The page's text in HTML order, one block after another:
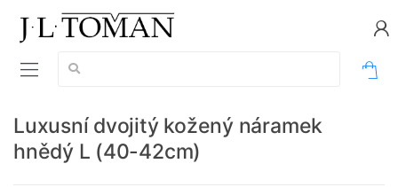
Vyhledávání:
Luxusní dvojitý kožený náramek
hnědý L (40-42cm)